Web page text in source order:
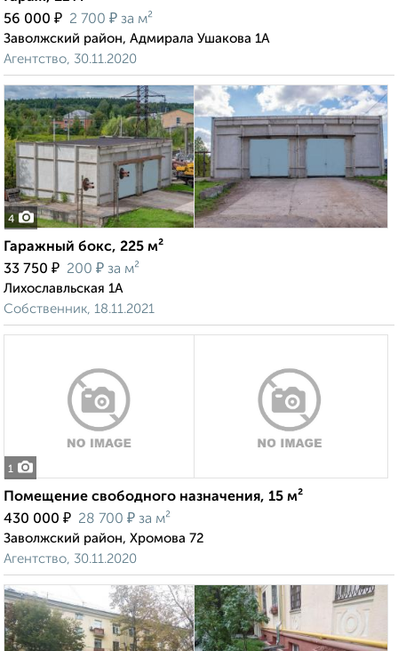
56 000 ₽ 2 700 ₽ за м²
Заволжский район, Адмирала Ушакова 1А
Агентство, 30.11.2020
4
Гаражный бокс, 225 м²
33 750 ₽ 200 ₽ за м²
Лихославльская 1А
Собственник, 18.11.2021
1
Помещение свободного назначения, 15 м²
430 000 ₽ 28 700 ₽ за м²
Заволжский район, Хромова 72
Агентство, 30.11.2020